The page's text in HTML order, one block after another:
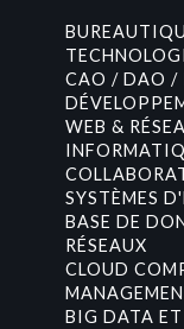
CAO / DAO /
WEB &
SYSTÈMES
BASE DE
RÉSEAUX
CLOUD
BIG DATA